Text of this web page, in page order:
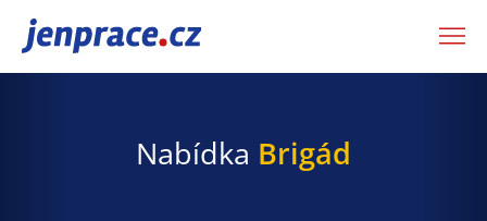
JenPráce.cz
Nabídka Brigád